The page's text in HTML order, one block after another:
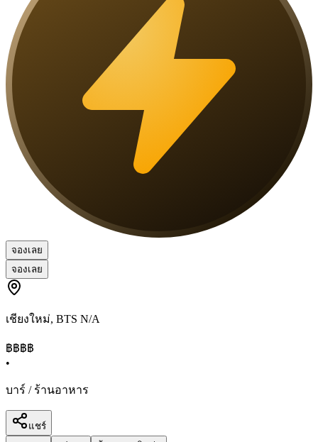
จองเลย
จองเลย
เชียงใหม่, BTS N/A
฿฿฿฿
•
บาร์ / ร้านอาหาร
แชร์